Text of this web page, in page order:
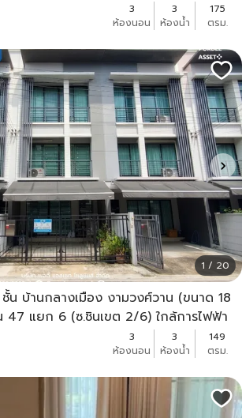
3
ห้องนอน
3
ห้องน้ำ
175
ตรม.
1 / 20
น บ้านกลางเมือง งามวงศ์วาน (ขนาด 18
47 แยก 6 (ซ.ชินเขต 2/6) ใกล้การไฟฟ้า
3
ห้องนอน
3
ห้องน้ำ
149
ตรม.